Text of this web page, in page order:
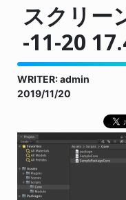
スクリー
-11-20
WRITER: admin
2019/11/20